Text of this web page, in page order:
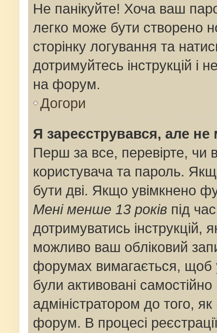
Не панікуйте! Хоча ваш
легко може бути створено
сторінку логування та
дотримуйтесь інструкцій і
на форум.
Догори
Я зареєструвався, але
Перш за все, перевірте, чи
користувача та пароль.
бути дві. Якщо увімкнено
Мені менше 13 років під
дотримуватись інструкцій,
можливо ваш обліковий
форумах вимагається, щоб
були активовані
адміністратором до того,
форум. В процесі